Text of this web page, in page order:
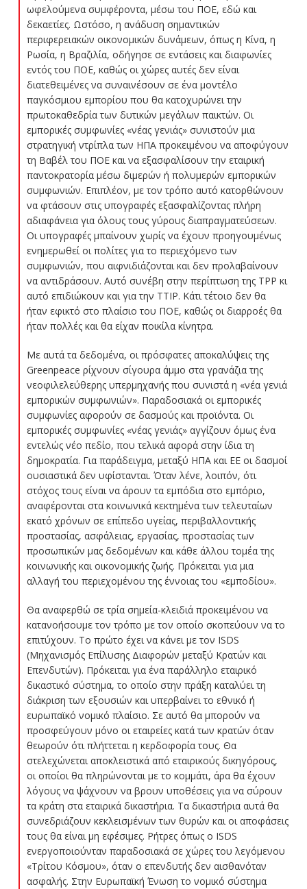
ωφελούμενα συμφέροντα, μέσω του ΠΟΕ, εδώ και
δεκαετίες. Ωστόσο, η ανάδυση σημαντικών
περιφερειακών οικονομικών δυνάμεων, όπως η Κίνα, η
Ρωσία, η Βραζιλία, οδήγησε σε εντάσεις και διαφωνίες
εντός του ΠΟΕ, καθώς οι χώρες αυτές δεν είναι
διατεθειμένες να συναινέσουν σε ένα μοντέλο
παγκόσμιου εμπορίου που θα κατοχυρώνει την
πρωτοκαθεδρία των δυτικών μεγάλων παικτών. Οι
εμπορικές συμφωνίες «νέας γενιάς» συνιστούν μια
στρατηγική ντρίπλα των ΗΠΑ προκειμένου να αποφύγουν
τη Βαβέλ του ΠΟΕ και να εξασφαλίσουν την εταιρική
παντοκρατορία μέσω διμερών ή πολυμερών εμπορικών
συμφωνιών. Επιπλέον, με τον τρόπο αυτό κατορθώνουν
να φτάσουν στις υπογραφές εξασφαλίζοντας πλήρη
αδιαφάνεια για όλους τους γύρους διαπραγματεύσεων.
Οι υπογραφές μπαίνουν χωρίς να έχουν προηγουμένως
ενημερωθεί οι πολίτες για το περιεχόμενο των
συμφωνιών, που αιφνιδιάζονται και δεν προλαβαίνουν
να αντιδράσουν. Αυτό συνέβη στην περίπτωση της ΤΡΡ κι
αυτό επιδιώκουν και για την ΤΤΙΡ. Κάτι τέτοιο δεν θα
ήταν εφικτό στο πλαίσιο του ΠΟΕ, καθώς οι διαρροές θα
ήταν πολλές και θα είχαν ποικίλα κίνητρα.
Με αυτά τα δεδομένα, οι πρόσφατες αποκαλύψεις της
Greenpeace ρίχνουν σίγουρα άμμο στα γρανάζια της
νεοφιλελεύθερης υπερμηχανής που συνιστά η «νέα γενιά
εμπορικών συμφωνιών». Παραδοσιακά οι εμπορικές
συμφωνίες αφορούν σε δασμούς και προϊόντα. Οι
εμπορικές συμφωνίες «νέας γενιάς» αγγίζουν όμως ένα
εντελώς νέο πεδίο, που τελικά αφορά στην ίδια τη
δημοκρατία. Για παράδειγμα, μεταξύ ΗΠΑ και ΕΕ οι δασμοί
ουσιαστικά δεν υφίστανται. Όταν λένε, λοιπόν, ότι
στόχος τους είναι να άρουν τα εμπόδια στο εμπόριο,
αναφέρονται στα κοινωνικά κεκτημένα των τελευταίων
εκατό χρόνων σε επίπεδο υγείας, περιβαλλοντικής
προστασίας, ασφάλειας, εργασίας, προστασίας των
προσωπικών μας δεδομένων και κάθε άλλου τομέα της
κοινωνικής και οικονομικής ζωής. Πρόκειται για μια
αλλαγή του περιεχομένου της έννοιας του «εμποδίου».
Θα αναφερθώ σε τρία σημεία-κλειδιά προκειμένου να
κατανοήσουμε τον τρόπο με τον οποίο σκοπεύουν να το
επιτύχουν. Το πρώτο έχει να κάνει με τον ISDS
(Μηχανισμός Επίλυσης Διαφορών μεταξύ Κρατών και
Επενδυτών). Πρόκειται για ένα παράλληλο εταιρικό
δικαστικό σύστημα, το οποίο στην πράξη καταλύει τη
διάκριση των εξουσιών και υπερβαίνει το εθνικό ή
ευρωπαϊκό νομικό πλαίσιο. Σε αυτό θα μπορούν να
προσφεύγουν μόνο οι εταιρείες κατά των κρατών όταν
θεωρούν ότι πλήττεται η κερδοφορία τους. Θα
στελεχώνεται αποκλειστικά από εταιρικούς δικηγόρους,
οι οποίοι θα πληρώνονται με το κομμάτι, άρα θα έχουν
λόγους να ψάχνουν να βρουν υποθέσεις για να σύρουν
τα κράτη στα εταιρικά δικαστήρια. Τα δικαστήρια αυτά θα
συνεδριάζουν κεκλεισμένων των θυρών και οι αποφάσεις
τους θα είναι μη εφέσιμες. Ρήτρες όπως ο ISDS
ενεργοποιούνταν παραδοσιακά σε χώρες του λεγόμενου
«Τρίτου Κόσμου», όταν ο επενδυτής δεν αισθανόταν
ασφαλής. Στην Ευρωπαϊκή Ένωση το νομικό σύστημα